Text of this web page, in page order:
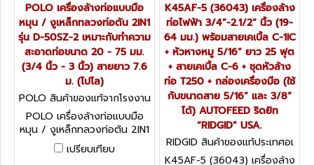
POLO เครื่องล้างท่อแบบมือ
หมุน / งูเหล็กทลวงท่อตัน 2IN1
รุ่น D-50SZ-2 เหมาะกับทำความ
สะอาดท่อขนาด 20 - 75 มม.
(3/4 นิ้ว - 3 นิ้ว) สายยาว 7.6
ม. (โปโล)
POLO สินค้าของแท้จากโรงงาน
ผู้ผลิต D-50SZ-2
POLO เครื่องล้างท่อแบบมือ
หมุน / งูเหล็กทลวงท่อตัน 2IN1
รุ่น D-50SZ-2 เหมาะกับทำความ
สะอาดท่อขนาด 20 - 75 มม.
เปรียบเทียบ
K45AF-5 (36043) เครื่องล้าง
ท่อไฟฟ้า 3/4”-2.1/2” นิ้ว (19-
64 มม.) พร้อมสายเคเบิ้ล C-1IC
+ หัวหางหมู 5/16” ยาว 25 ฟุต
+ สายเคเบิ้ล C-6 + ชุดหัวล้าง
ท่อ T250 + กล่องเครื่องมือ (ใช้
กับขนาดสาย 5/16” และ 3/8”
ได้) AUTOFEED ริดยิท
“RIDGID” USA.
RIDGID สินค้าของแท้ประเทศอเ
มริกา K45AF-5 (36043)
K45AF-5 (36043) เครื่องล้าง